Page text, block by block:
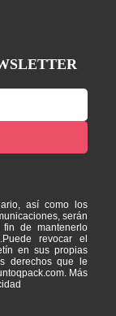
así como los
serán
fin de mantenerlo
revocar el
en sus propias
derechos que le
Más